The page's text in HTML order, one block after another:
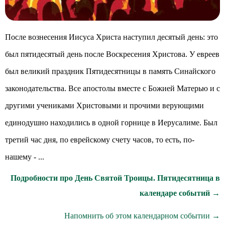
После вознесения Иисуса Христа наступил десятый день: это
был пятидесятый день после Воскресения Христова. У евреев
был великий праздник Пятидесятницы в память Синайского
законодательства. Все апостолы вместе с Божией Матерью и с
другими учениками Христовыми и прочими верующими
единодушно находились в одной горнице в Иерусалиме. Был
третий час дня, по еврейскому счету часов, то есть, по-
нашему - ...
Подробности про День Святой Троицы. Пятидесятница в
календаре событий →
Напомнить об этом календарном событии →